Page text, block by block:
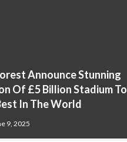
Announce Stunning
Of £5 Billion Stadium To
In The World
9, 2025